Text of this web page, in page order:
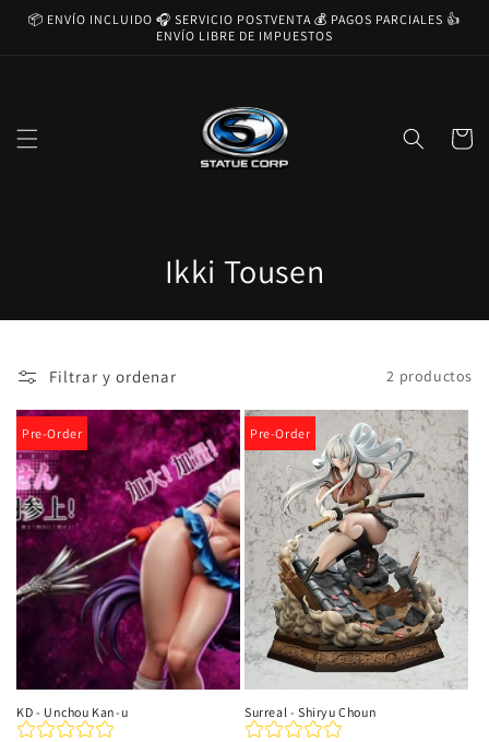
directamente
📦 ENVÍO INCLUIDO 🎧 SERVICIO POSTVENTA 💰 PAGOS PARCIALES 👍
ENVÍO LIBRE DE IMPUESTOS
Carrito
C
o
e
c
c
i
ó
n
:
Ikki Tousen
Filtrar y ordenar 2 productos
Pre-Order
KD - Unchou Kan-u
Pre-Order
Surreal - Shiryu Choun